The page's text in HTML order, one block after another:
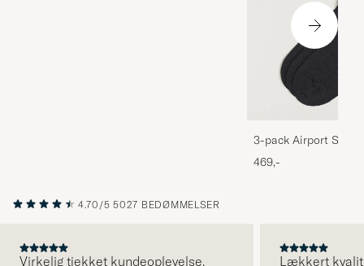
3-pack Airport
Melange
469,-
4.70/5 5027 BEDØMMELSER
Virkelig tjekket kundeoplevelse. Lækkert